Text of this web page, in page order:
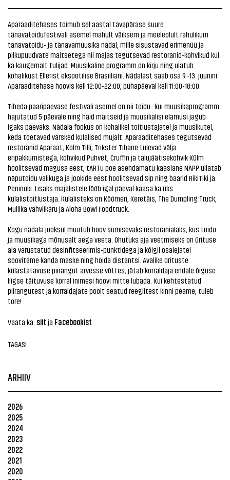
Aparaaditehases toimub sel aastal tavapärase suure
tänavatoidufestivali asemel mahult väiksem ja meeleolult rahulikum
tänavatoidu- ja tänavamuusika nädal, mille sisustavad erimenüü ja
pilkupüüdvate maitsetega nii majas tegutsevad restoranid-kohvikud kui
ka kaugemalt tulijad. Muusikaline programm on kirju ning ulatub
kohalikust Ellerist eksootilise Brasiiliani. Nädalast saab osa 9.-13. juunini
Aparaaditehase hoovis kell 12:00-22:00, pühapäeval kell 11:00-18:00.
Tiheda paaripäevase festivali asemel on nii toidu- kui muusikaprogramm
hajutatud 5 päevale ning häid maitseid ja muusikalisi elamusi jagub
igaks päevaks. Nädala fookus on kohalikel toitlustajatel ja muusikutel,
keda toetavad värsked külalised mujalt. Aparaaditehases tegutsevad
restoranid Aparaat, Kolm Tilli, Trikster Tihane tulevad välja
eripakkumistega, kohvikud Puhvet, Cruffin ja talujäätisekohvik Külm
hoolitsevad magusa eest, tARTu poe asendamatu kaaslane NAPP üllatab
näputoidu valikuga ja jookide eest hoolitsevad Sip ning baarid RikiTiki ja
Peninuki. Lisaks majalistele lööb igal päeval kaasa ka üks
külalistoitlustaja. Külalisteks on Köömen, Keretäis, The Dumpling Truck,
Mullika vahvlikäru ja Aloha Bowl Foodtruck.
Kogu nädala jooksul muutub hoov sumisevaks restoranialaks, kus toidu
ja muusikaga mõnusalt aega veeta. Ohutuks aja veetmiseks on ürituse
ala varustatud desinfitseerimis-punktidega ja kõigil osalejatel
soovitame kanda maske ning hoida distantsi. Avalike ürituste
külastatavuse piirangut arvesse võttes, jätab korraldaja endale õiguse
liigse täituvuse korral inimesi hoovi mitte lubada. Kui kehtestatud
piirangutest ja korraldajate poolt seatud reeglitest kinni peame, tuleb
tore!
Vaata ka: siit ja Facebookist
TAGASI
ARHIIV
2026
2025
2024
2023
2022
2021
2020